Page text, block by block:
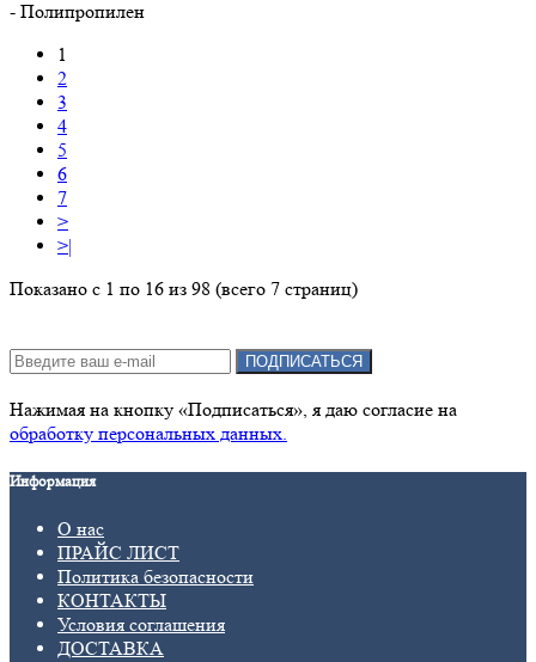
- Полипропилен
1
2
3
4
5
6
7
>
>|
Показано с 1 по 16 из 98 (всего 7 страниц)
ПОДПИСАТЬСЯ
Нажимая на кнопку «Подписаться», я даю cогласие на
обработку персональных данных.
Информация
О нас
ПРАЙС ЛИСТ
Политика безопасности
КОНТАКТЫ
Условия соглашения
ДОСТАВКА